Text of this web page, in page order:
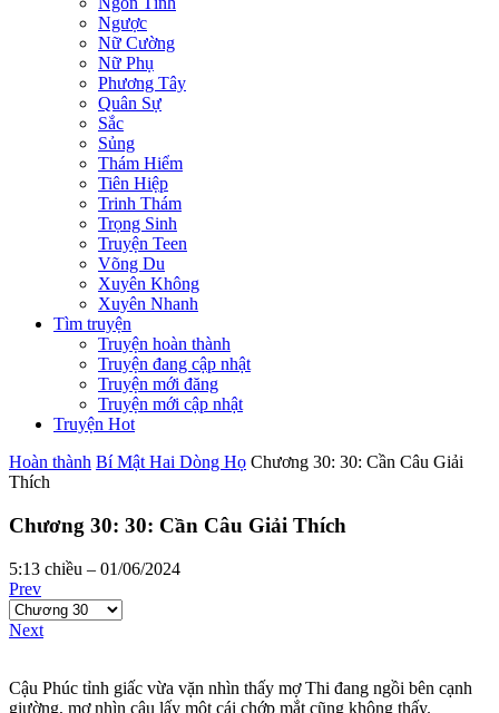
Ngược
Nữ Cường
Nữ Phụ
Phương Tây
Quân Sự
Sắc
Sủng
Thám Hiểm
Tiên Hiệp
Trinh Thám
Trọng Sinh
Truyện Teen
Võng Du
Xuyên Không
Xuyên Nhanh
Tìm truyện
Truyện hoàn thành
Truyện đang cập nhật
Truyện mới đăng
Truyện mới cập nhật
Truyện Hot
Hoàn thành Bí Mật Hai Dòng Họ Chương 30: 30: Cần Câu Giải
Thích
Chương 30: 30: Cần Câu Giải Thích
5:13 chiều – 01/06/2024
Prev
Next
Cậu Phúc tỉnh giấc vừa vặn nhìn thấy mợ Thi đang ngồi bên cạnh
giường, mợ nhìn cậu lấy một cái chớp mắt cũng không thấy.